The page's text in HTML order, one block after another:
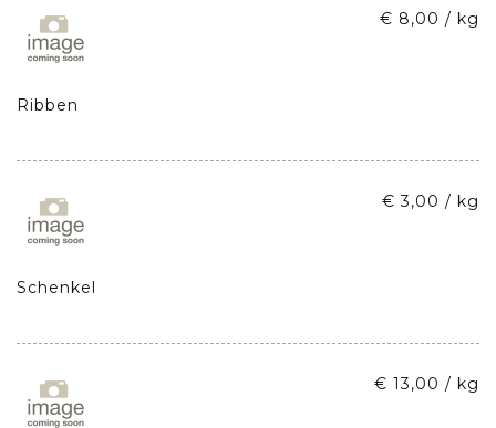
Ribben
€ 8,00 / kg
Schenkel
€ 3,00 / kg
€ 13,00 / kg